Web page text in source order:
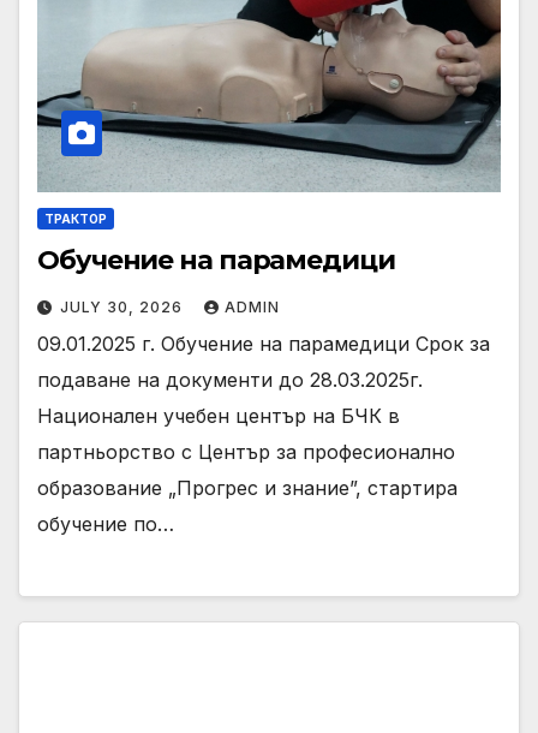
ТРАКТОР
Обучение на парамедици
JULY 30, 2026 ADMIN
09.01.2025 г. Обучение на парамедици Срок за
подаване на документи до 28.03.2025г.
Национален учебен център на БЧК в
партньорство с Център за професионално
образование „Прогрес и знание”, стартира
обучение по…